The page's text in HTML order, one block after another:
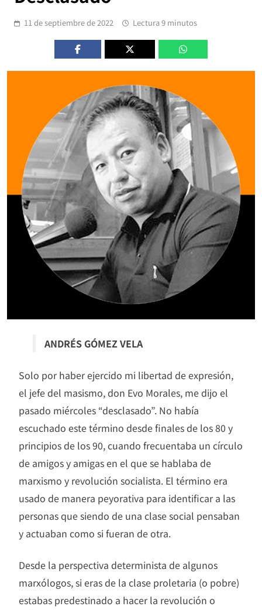
11 de septiembre de 2022 Lectura 9 minutos
ANDRÉS GÓMEZ VELA
Solo por haber ejercido mi libertad de expresión,
el jefe del masismo, don Evo Morales, me dijo el
pasado miércoles “desclasado”. No había
escuchado este término desde finales de los 80 y
principios de los 90, cuando frecuentaba un círculo
de amigos y amigas en el que se hablaba de
marxismo y revolución socialista. El término era
usado de manera peyorativa para identificar a las
personas que siendo de una clase social pensaban
y actuaban como si fueran de otra.
Desde la perspectiva determinista de algunos
marxólogos, si eras de la clase proletaria (o pobre)
estabas predestinado a hacer la revolución o